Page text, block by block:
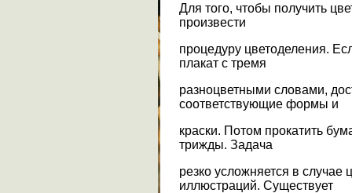
Для того, чтобы получить
произвести
процедуру цветоделения.
плакат с тремя
разноцветными словами,
соответствующие формы и
краски. Потом прокатить
трижды. Задача
резко усложняется в случае
иллюстраций. Существует